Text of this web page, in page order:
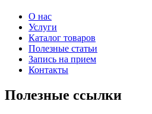
О нас
Услуги
Каталог товаров
Полезные статьи
Запись на прием
Контакты
Полезные ссылки